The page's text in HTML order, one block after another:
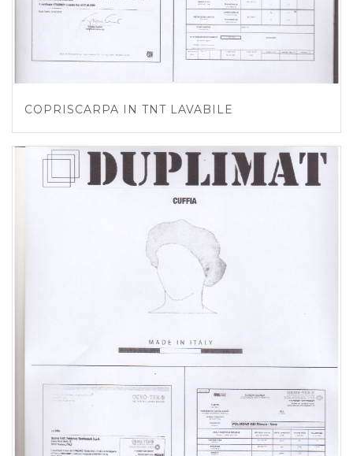
COPRISCARPA IN TNT LAVABILE